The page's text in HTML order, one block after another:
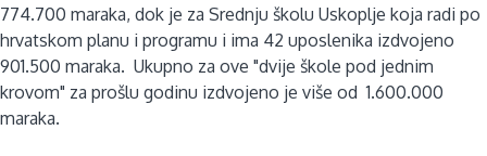
774.700 maraka, dok je za Srednju školu Uskoplje koja radi po
hrvatskom planu i programu i ima 42 uposlenika izdvojeno
901.500 maraka. Ukupno za ove "dvije škole pod jednim
krovom" za prošlu godinu izdvojeno je više od 1.600.000
maraka.